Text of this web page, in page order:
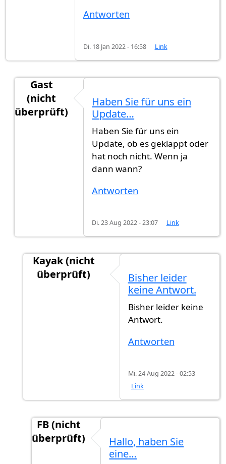
Antworten
Di. 18 Jan 2022 - 16:58 Link
Gast
(nicht
überprüft)
Haben Sie für uns ein
Update…
Haben Sie für uns ein
Update, ob es geklappt oder
hat noch nicht. Wenn ja
dann wann?
Antworten
Di. 23 Aug 2022 - 23:07 Link
Kayak (nicht
überprüft)
Haben Sie für uns ein Update…
Bisher leider
keine Antwort.
Bisher leider keine
Antwort.
Antworten
Mi. 24 Aug 2022 - 02:53
Link
FB (nicht
überprüft)
Bisher leider keine Antwort.
Hallo, haben Sie
eine…